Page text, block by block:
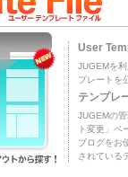
User
JUGEMを
プレートを
テンプレ
JUGEMの
ト変更」ペ
ブログをお
されている